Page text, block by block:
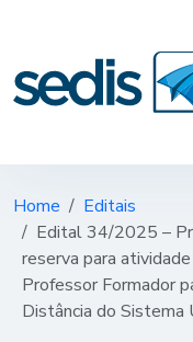
Home
Editais
Edital 34/2025 –
reserva para
Professor Formador
Distância do Sistema